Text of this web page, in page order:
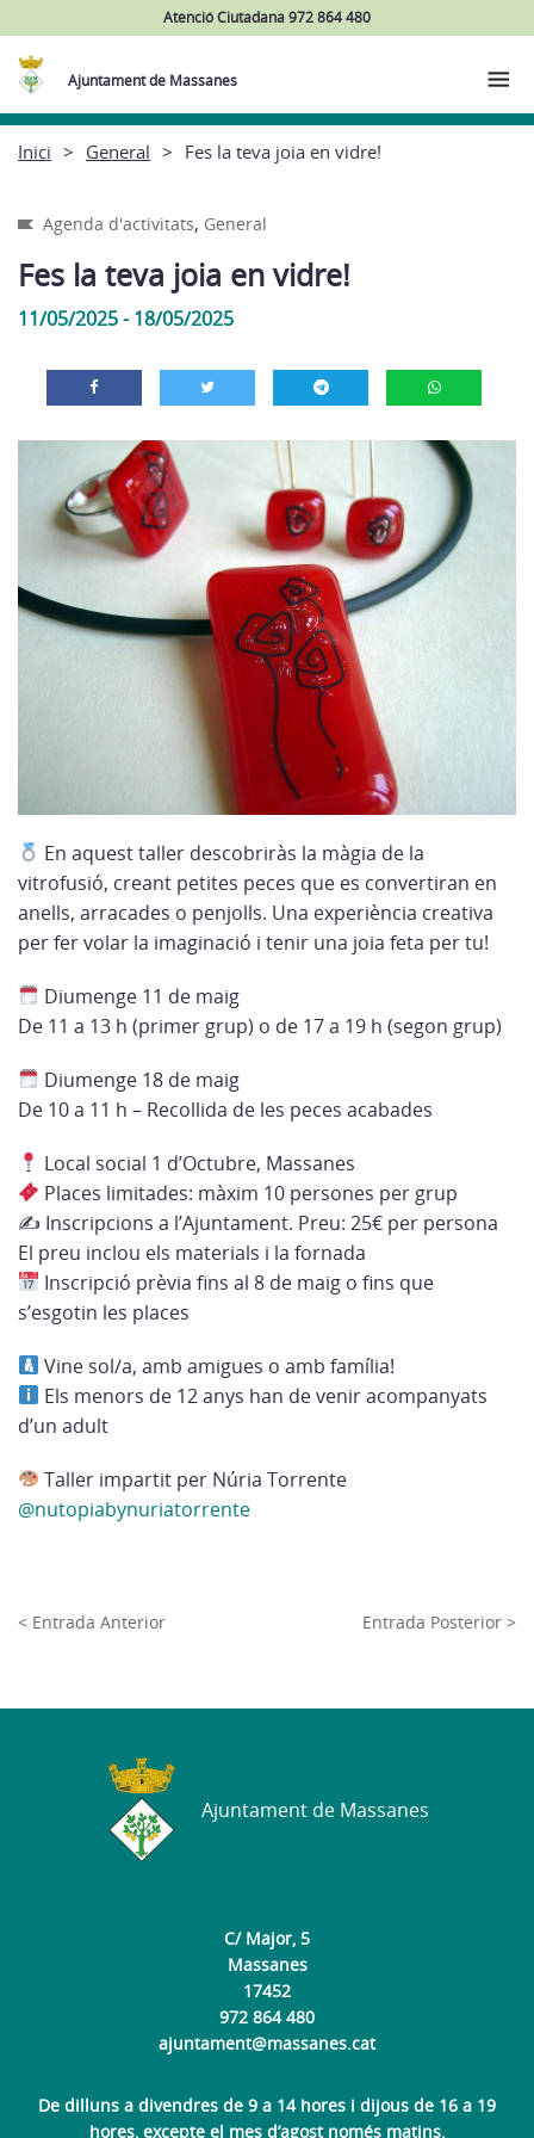
Atenció Ciutadana 972 864 480
Ajuntament de Massanes
Inici General Fes la teva joia en vidre!
Agenda d'activitats, General
Fes la teva joia en vidre!
11/05/2025 - 18/05/2025
En aquest taller descobriràs la màgia de la
vitrofusió, creant petites peces que es convertiran en
anells, arracades o penjolls. Una experiència creativa
per fer volar la imaginació i tenir una joia feta per tu!
Diumenge 11 de maig
De 11 a 13 h (primer grup) o de 17 a 19 h (segon grup)
Diumenge 18 de maig
De 10 a 11 h – Recollida de les peces acabades
Local social 1 d’Octubre, Massanes
Places limitades: màxim 10 persones per grup
✍️ Inscripcions a l’Ajuntament. Preu: 25€ per persona
El preu inclou els materials i la fornada
Inscripció prèvia fins al 8 de maig o fins que
s’esgotin les places
Vine sol/a, amb amigues o amb família!
Els menors de 12 anys han de venir acompanyats
d’un adult
Taller impartit per Núria Torrente
@nutopiabynuriatorrente
< Entrada Anterior Entrada Posterior >
C/ Major, 5
Massanes
17452
972 864 480
ajuntament@massanes.cat
De dilluns a divendres de 9 a 14 hores i dijous de 16 a 19
hores, excepte el mes d’agost només matins.
Ajuntament de Massanes